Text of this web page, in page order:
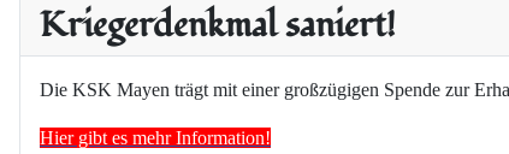
Kriegerdenkmal saniert!
Die KSK Mayen trägt mit einer großzügigen Spende zur
Hier gibt es mehr Information!